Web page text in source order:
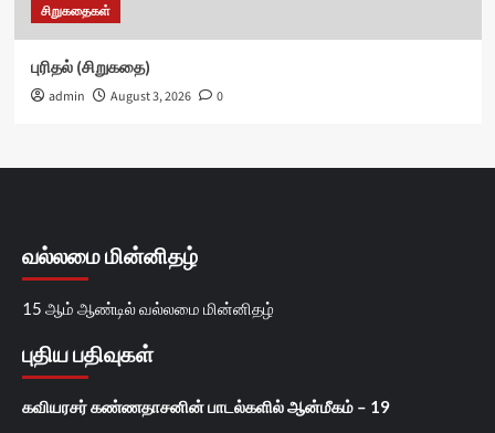
சிறுகதைகள்
புரிதல் (சிறுகதை)
admin August 3, 2026 0
வல்லமை மின்னிதழ்
15 ஆம் ஆண்டில் வல்லமை மின்னிதழ்
புதிய பதிவுகள்
கவியரசர் கண்ணதாசனின் பாடல்களில் ஆன்மீகம் – 19